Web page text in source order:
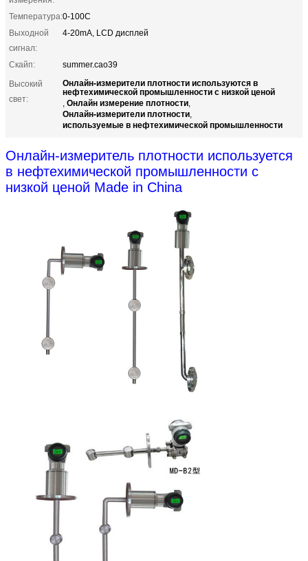
Температура:0-100C
Выходной
сигнал:
4-20mA, LCD дисплей
Скайп:
summer.cao39
Высокий
свет:
Онлайн-измерители плотности используются в
нефтехимической промышленности с низкой ценой
, Онлайн измерение плотности,
Онлайн-измерители плотности,
используемые в нефтехимической промышленности
Онлайн-измеритель плотности используется
в нефтехимической промышленности с
низкой ценой Made in China